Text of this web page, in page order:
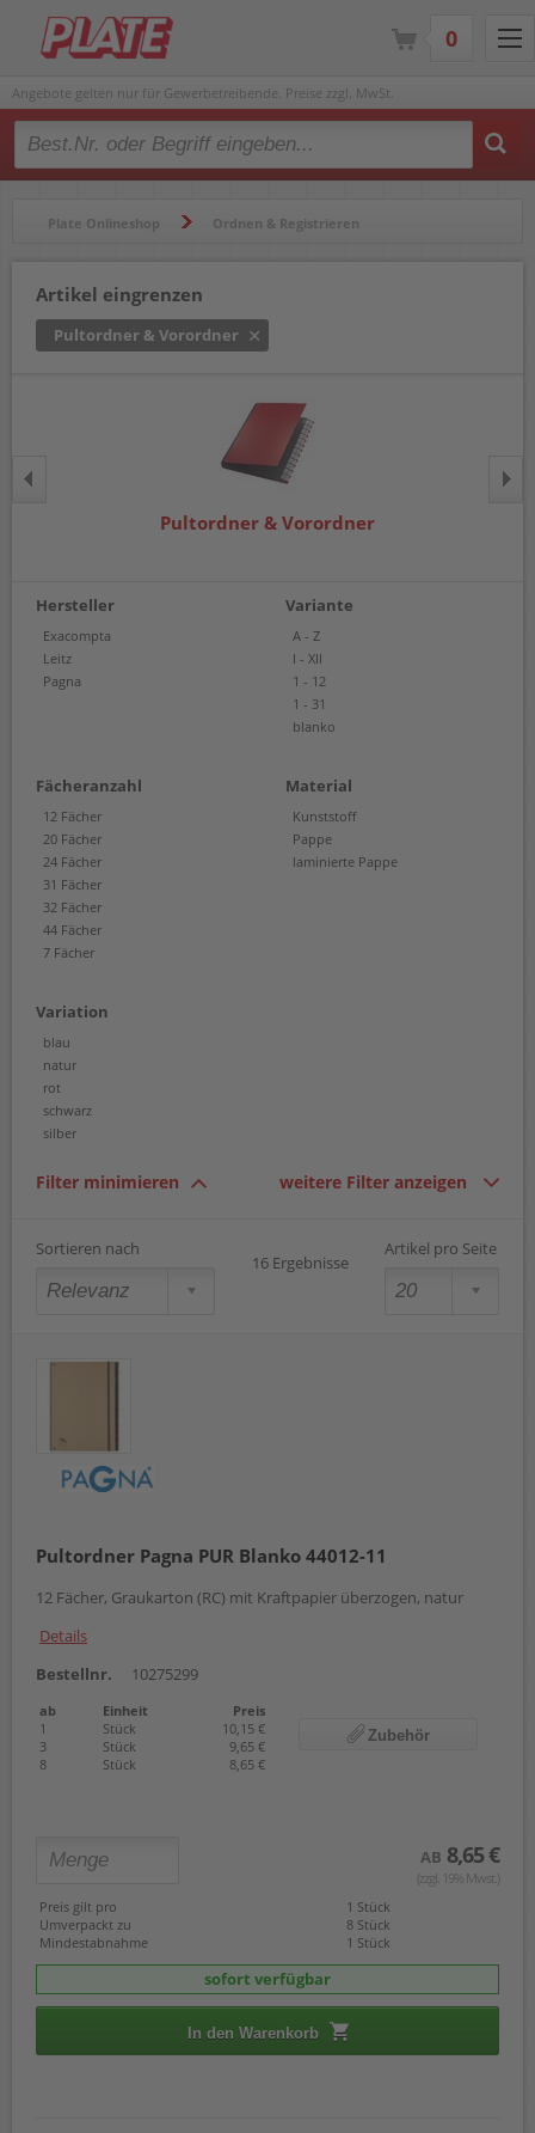
Angebote gelten nur für Gewerbetreibende. Preise zzgl. MwSt.
Type 2 or more characters for results.
Plate Onlineshop Ordnen & Registrieren
Artikel eingrenzen
Pultordner & Vorordner
Pultordner & Vorordner
Hersteller
Exacompta
Leitz
Pagna
Variante
A - Z
I - XII
1 - 12
1 - 31
blanko
Fächeranzahl
12 Fächer
20 Fächer
24 Fächer
31 Fächer
32 Fächer
44 Fächer
7 Fächer
Material
Kunststoff
Pappe
laminierte Pappe
Variation
blau
natur
rot
schwarz
silber
Filter minimieren weitere Filter anzeigen
Sortieren nach
16 Ergebnisse
Artikel pro Seite
Pultordner Pagna PUR Blanko 44012-11
12 Fächer, Graukarton (RC) mit Kraftpapier überzogen, natur
Details
Bestellnr.
10275299
ab Einheit
Preis
1
Stück
10,15 €
3
Stück
9,65 €
8
Stück 8,65 €
Zubehör
AB 8,65 €
(zzgl. 19% Mwst.)
Preis gilt pro
1 Stück
Umverpackt zu
8 Stück
Mindestabnahme
1 Stück
sofort verfügbar
In den Warenkorb
0